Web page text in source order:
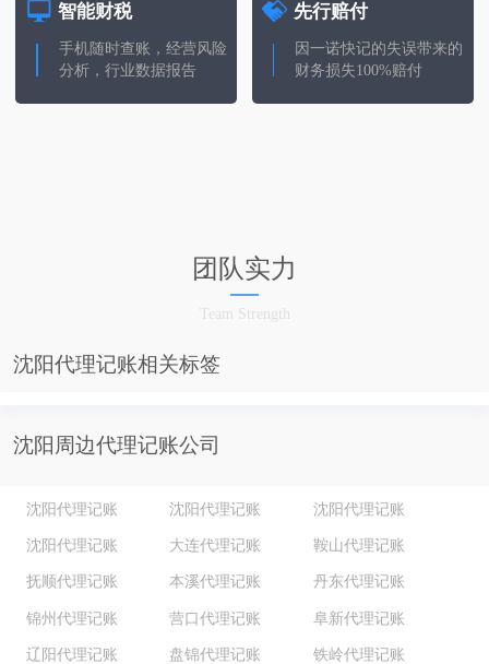
智能财税
手机随时查账，经营风险
分析，行业数据报告
先行赔付
因一诺快记的失误带来的
财务损失100%赔付
团队实力
Team Strength
沈阳代理记账相关标签
沈阳周边代理记账公司
沈阳代理记账 沈阳代理记账 沈阳代理记账
沈阳代理记账 大连代理记账 鞍山代理记账
抚顺代理记账 本溪代理记账 丹东代理记账
锦州代理记账 营口代理记账 阜新代理记账
辽阳代理记账 盘锦代理记账 铁岭代理记账